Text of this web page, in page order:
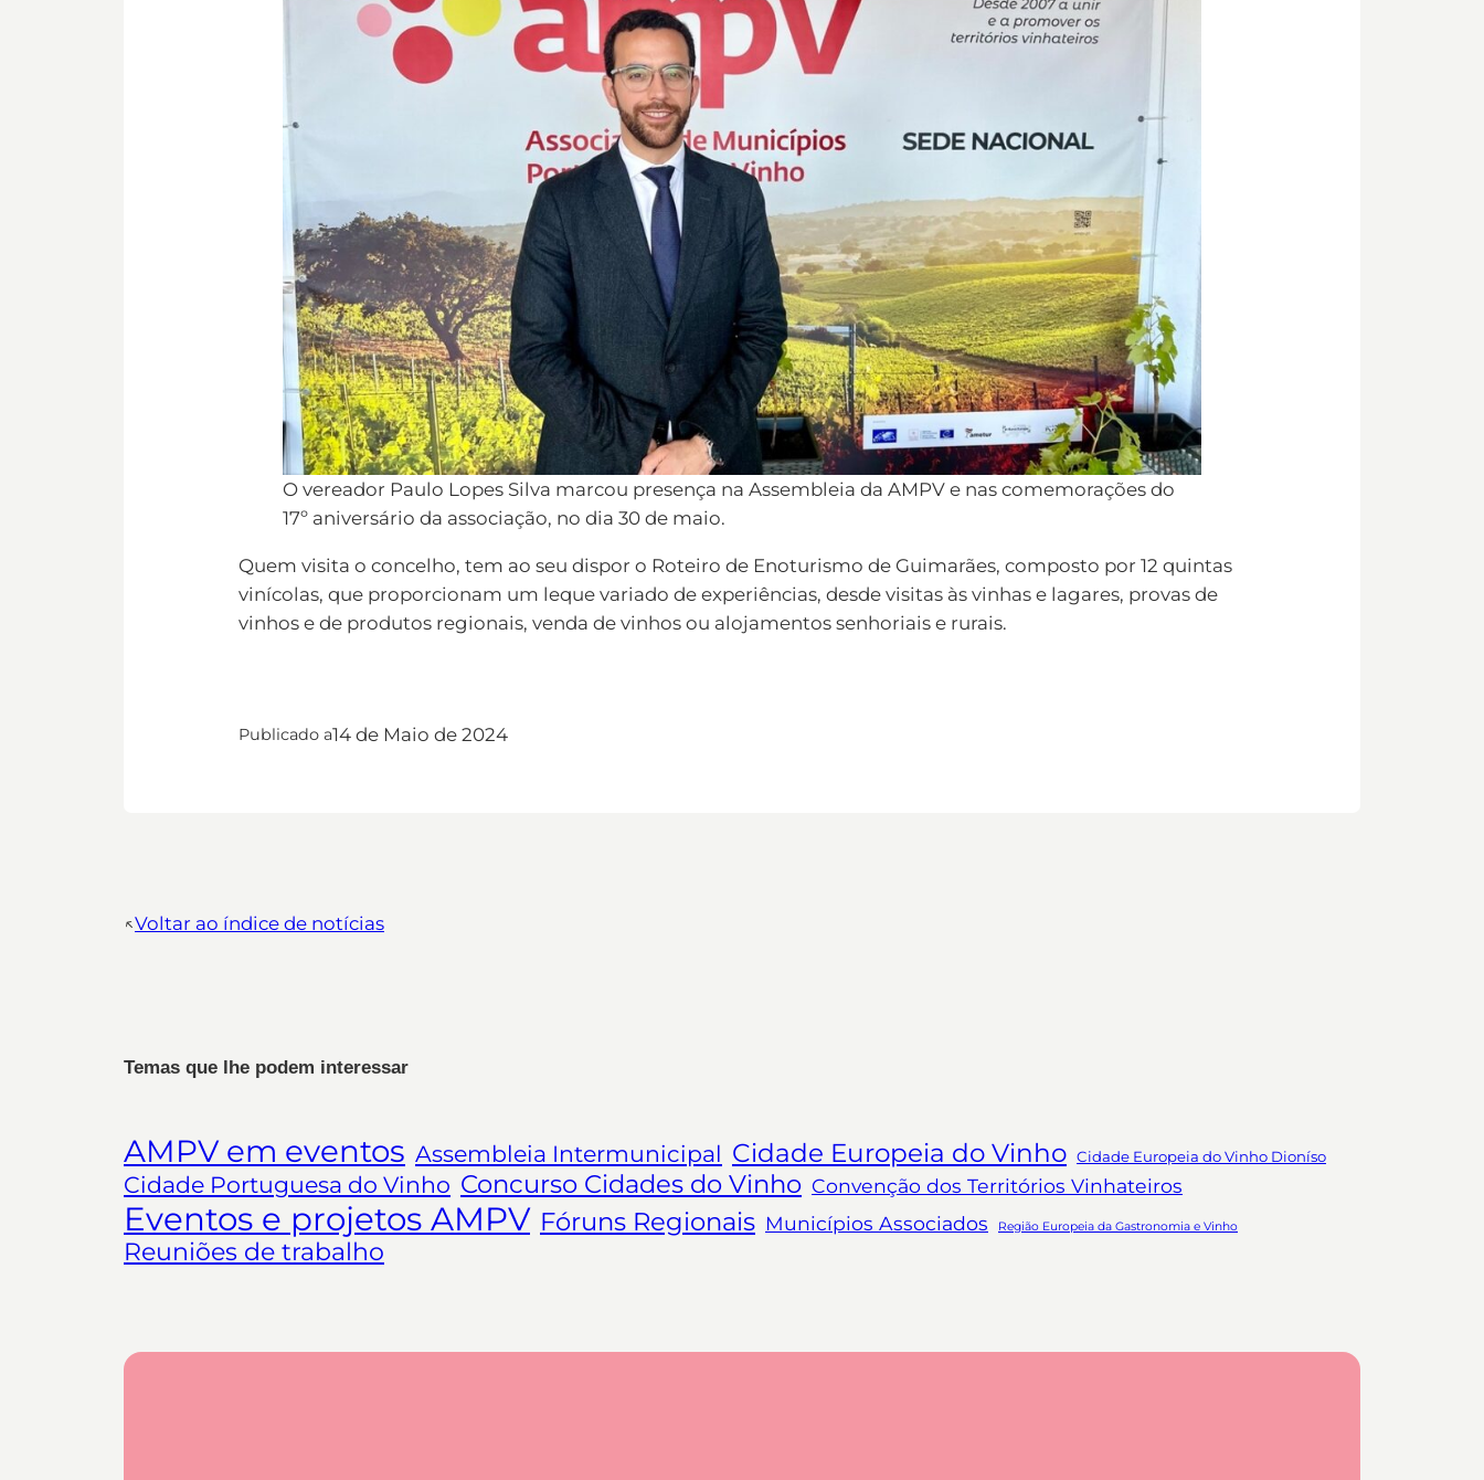
O vereador Paulo Lopes Silva marcou presença na Assembleia da AMPV e nas comemorações do
17º aniversário da associação, no dia 30 de maio.
Quem visita o concelho, tem ao seu dispor o Roteiro de Enoturismo de Guimarães, composto por 12 quintas
vinícolas, que proporcionam um leque variado de experiências, desde visitas às vinhas e lagares, provas de
vinhos e de produtos regionais, venda de vinhos ou alojamentos senhoriais e rurais.
Publicado a14 de Maio de 2024
↖︎Voltar ao índice de notícias
Temas que lhe podem interessar
AMPV em eventos Assembleia Intermunicipal Cidade Europeia do Vinho Cidade Europeia do Vinho Dioníso
Cidade Portuguesa do Vinho Concurso Cidades do Vinho Convenção dos Territórios Vinhateiros
Eventos e projetos AMPV Fóruns Regionais Municípios Associados Região Europeia da Gastronomia e Vinho
Reuniões de trabalho